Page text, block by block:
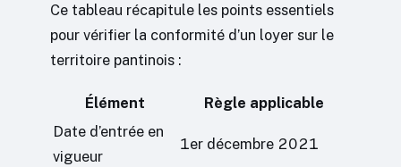
Ce tableau récapitule les points essentiels
pour vérifier la conformité d’un loyer sur le
territoire pantinois :
Élément
Règle applicable
Date d’entrée en
vigueur
1er décembre 2021